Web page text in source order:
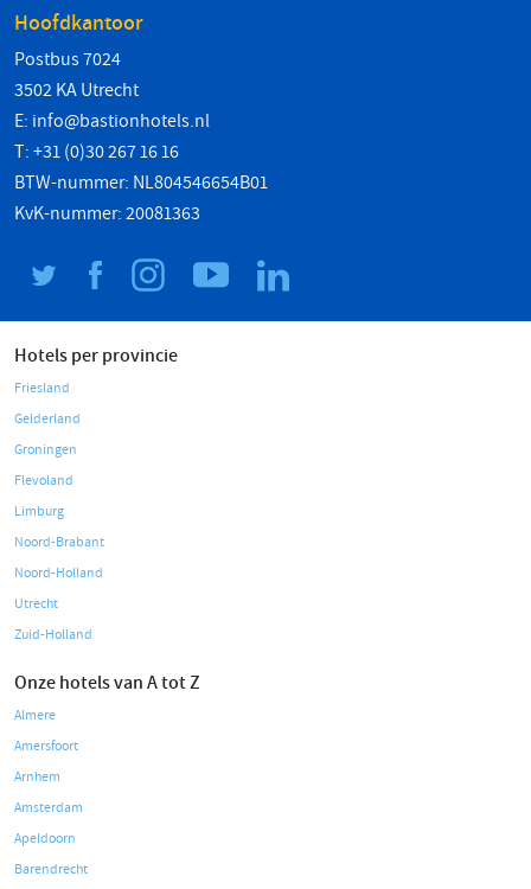
Hoofdkantoor
Postbus 7024
3502 KA Utrecht
E: info@bastionhotels.nl
T: +31 (0)30 267 16 16
BTW-nummer: NL804546654B01
KvK-nummer: 20081363
Hotels per provincie
Friesland
Gelderland
Groningen
Flevoland
Limburg
Noord-Brabant
Noord-Holland
Utrecht
Zuid-Holland
Onze hotels van A tot Z
Almere
Amersfoort
Arnhem
Amsterdam
Apeldoorn
Barendrecht